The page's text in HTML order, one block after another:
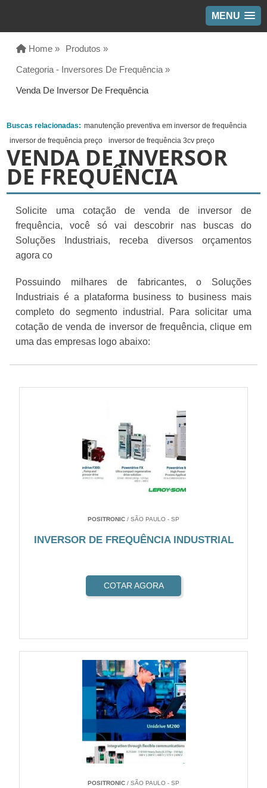
MENU
Home » Produtos »
Categoria - Inversores De Frequência »
Venda De Inversor De Frequência
Buscas relacionadas: manutenção preventiva em inversor de frequência
inversor de frequência preço
inversor de frequência 3cv preço
VENDA DE INVERSOR
DE FREQUÊNCIA
Solicite uma cotação de venda de inversor de
frequência, você só vai descobrir nas buscas do
Soluções Industriais, receba diversos orçamentos
agora co
Possuindo milhares de fabricantes, o Soluções
Industriais é a plataforma business to business mais
completo do segmento industrial. Para solicitar uma
cotação de venda de inversor de frequência, clique em
uma das empresas logo abaixo:
POSITRONIC / SÃO PAULO - SP
INVERSOR DE FREQUÊNCIA INDUSTRIAL
COTAR AGORA
POSITRONIC / SÃO PAULO - SP